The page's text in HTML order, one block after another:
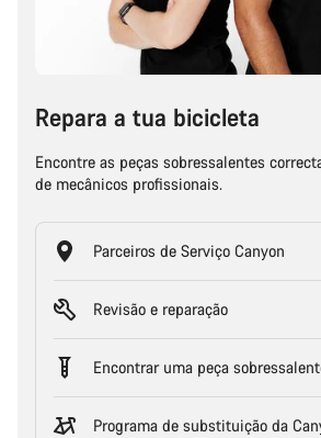
Repara a tua bicicleta
Encontre as peças sobressalentes
de mecânicos profissionais.
Parceiros de Serviço Canyon
Revisão e reparação
Encontrar uma peça
Programa de substituição da